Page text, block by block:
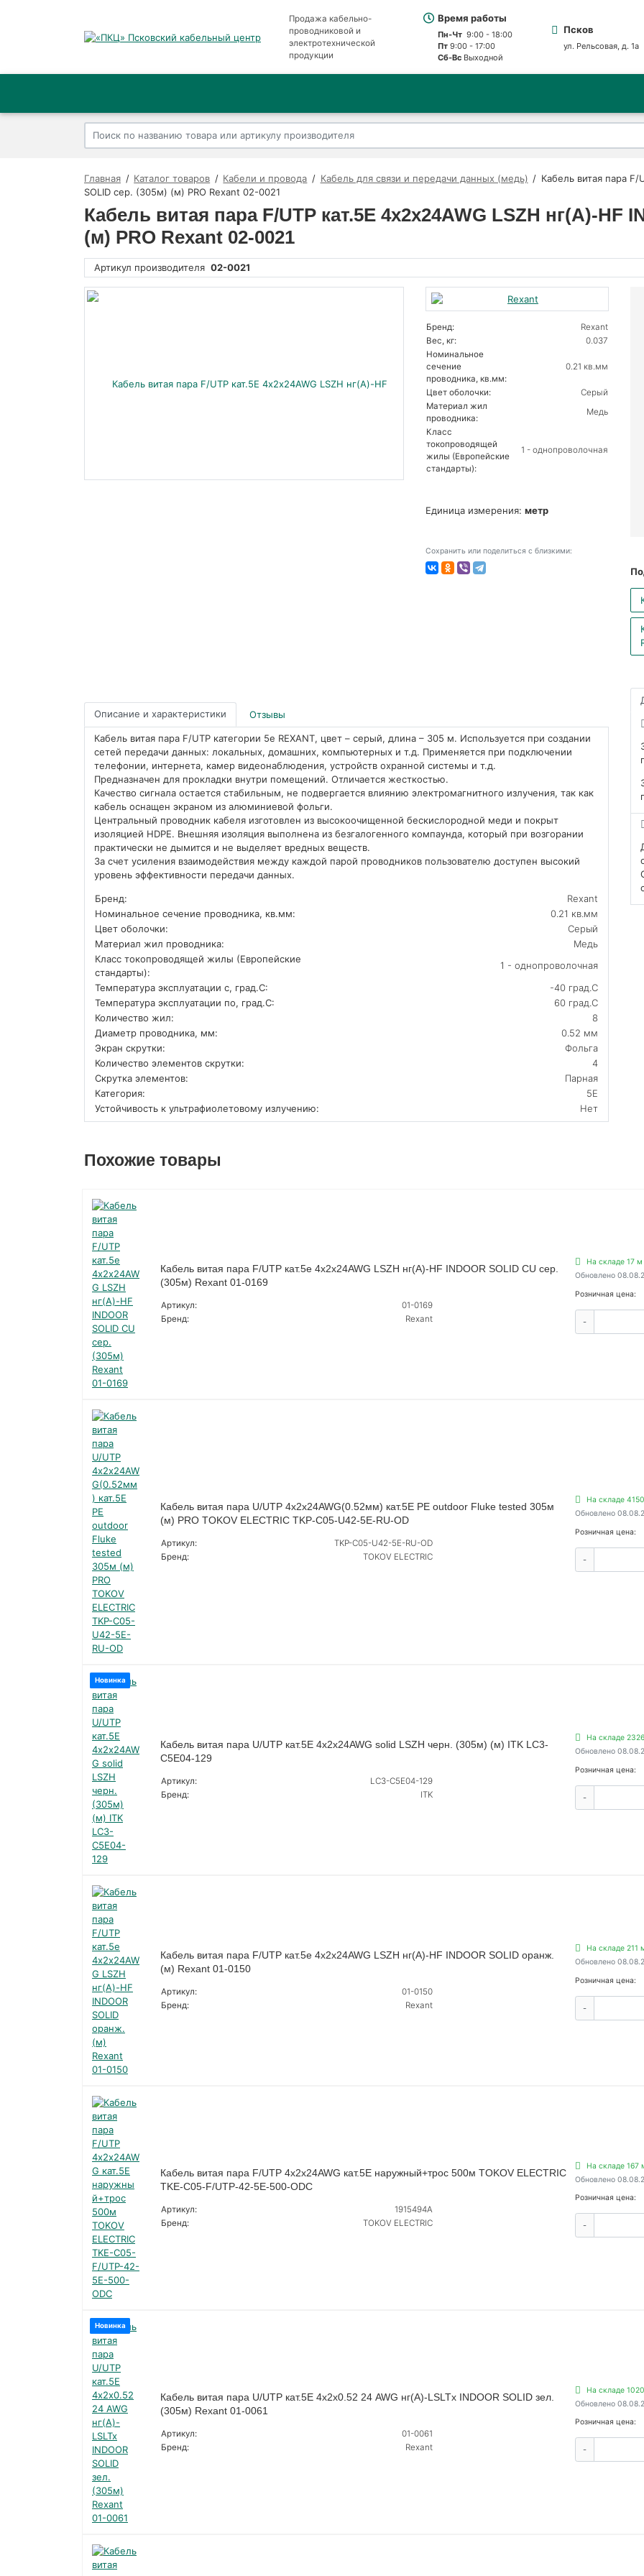
Продажа кабельно-
проводниковой и
электротехнической
продукции
Время работы
Пн-Чт9:00 - 18:00
Пт9:00 - 17:00
Сб-ВсВыходной
Псков
ул. Рельсовая, д. 1а
Главная Каталог товаров Кабели и провода Кабель для связи и передачи данных (медь)
Кабель витая пара F/
SOLID сер. (305м) (м) PRO Rexant 02-0021
Кабель витая пара F/UTP кат.5E 4х2х24AWG LSZH нг(А)-HF
(м) PRO Rexant 02-0021
Артикул производителя 02-0021
Бренд:
Rexant
Вес, кг:
0.037
Номинальное
сечение
проводника, кв.мм:
0.21 кв.мм
Цвет оболочки:
Серый
Материал жил
проводника:
Медь
Класс
токопроводящей
жилы (Европейские
стандарты):
1 - однопроволочная
Единица измерения: метр
Сохранить или поделиться с близкими:
Описание и характеристики Отзывы
Кабель витая пара F/UTP категории 5е REXANT, цвет – серый, длина – 305 м. Используется при создании
сетей передачи данных: локальных, домашних, компьютерных и т.д. Применяется при подключении
телефонии, интернета, камер видеонаблюдения, устройств охранной системы и т.д.
Предназначен для прокладки внутри помещений. Отличается жесткостью.
Качество сигнала остается стабильным, не подвергается влиянию электромагнитного излучения, так как
кабель оснащен экраном из алюминиевой фольги.
Центральный проводник кабеля изготовлен из высокоочищенной бескислородной меди и покрыт
изоляцией HDPE. Внешняя изоляция выполнена из безгалогенного компаунда, который при возгорании
практически не дымится и не выделяет вредных веществ.
За счет усиления взаимодействия между каждой парой проводников пользователю доступен высокий
уровень эффективности передачи данных.
Бренд:
Rexant
Номинальное сечение проводника, кв.мм:
0.21 кв.мм
Цвет оболочки:
Серый
Материал жил проводника:
Медь
Класс токопроводящей жилы (Европейские
стандарты):
1 - однопроволочная
Температура эксплуатации с, град.C:
-40 град.C
Температура эксплуатации по, град.C:
60 град.C
Количество жил:
8
Диаметр проводника, мм:
0.52 мм
Экран скрутки:
Фольга
Количество элементов скрутки:
4
Скрутка элементов:
Парная
Категория:
5E
Устойчивость к ультрафиолетовому излучению:
Нет
Похожие товары
Кабель витая пара F/UTP кат.5e 4х2х24AWG LSZH нг(А)-HF INDOOR SOLID CU сер.
(305м) Rexant 01-0169
Артикул:
01-0169
Бренд:
Rexant
На складе 17 м
Обновлено
Розничная цена:
-
Кабель витая пара U/UTP 4х2х24AWG(0.52мм) кат.5E PE outdoor Fluke tested 305м
(м) PRO TOKOV ELECTRIC TKP-C05-U42-5E-RU-OD
Артикул:
TKP-C05-U42-5E-RU-OD
Бренд:
TOKOV ELECTRIC
На складе
Обновлено
Розничная цена:
-
Новинка
Кабель витая пара U/UTP кат.5E 4х2х24AWG solid LSZH черн. (305м) (м) ITK LC3-
C5E04-129
Артикул:
LC3-C5E04-129
Бренд:
ITK
На складе
Обновлено
Розничная цена:
-
Кабель витая пара F/UTP кат.5e 4х2х24AWG LSZH нг(А)-HF INDOOR SOLID оранж.
(м) Rexant 01-0150
Артикул:
01-0150
Бренд:
Rexant
На складе 211
Обновлено
Розничная цена:
-
Кабель витая пара F/UTP 4х2х24AWG кат.5E наружный+трос 500м TOKOV ELECTRIC
TKE-C05-F/UTP-42-5E-500-ODC
Артикул:
1915494А
Бренд:
TOKOV ELECTRIC
На складе 167
Обновлено
Розничная цена:
-
Новинка
Кабель витая пара U/UTP кат.5E 4х2х0.52 24 AWG нг(А)-LSLTx INDOOR SOLID зел.
(305м) Rexant 01-0061
Артикул:
01-0061
Бренд:
Rexant
На складе
Обновлено
Розничная цена:
-